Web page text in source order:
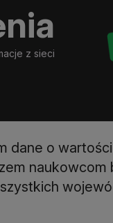
z sieci
dane o
naukowcom